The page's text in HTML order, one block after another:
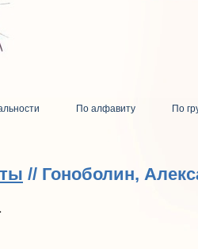
По алфавиту
По
// Гоноболин,